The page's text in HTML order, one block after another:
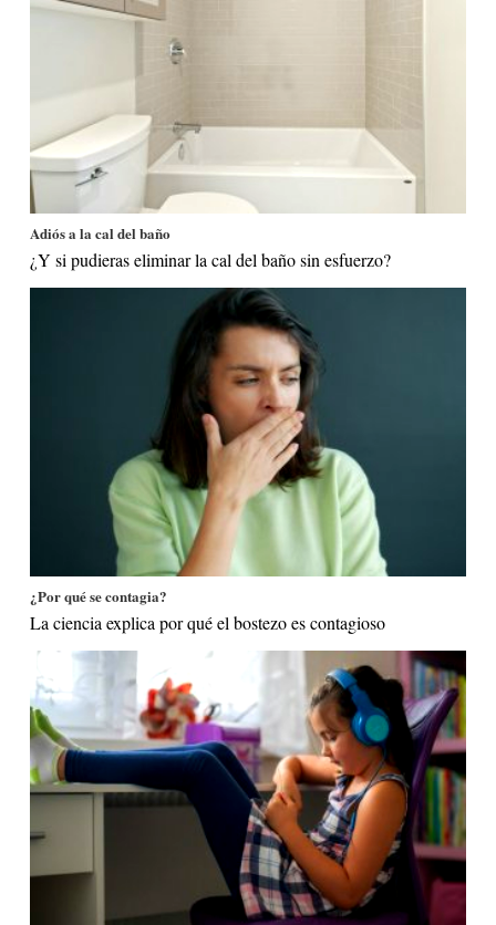
Adiós a la cal del baño
¿Y si pudieras eliminar la cal del baño sin esfuerzo?
¿Por qué se contagia?
La ciencia explica por qué el bostezo es contagioso